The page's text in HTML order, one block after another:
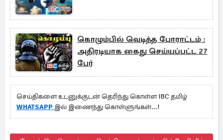
கொழும்பில் வெடித்த போராட்டம் :
அதிரடியாக கைது செய்யப்பட்ட 27
பேர்
செய்திகளை உடனுக்குடன் தெரிந்து கொள்ள IBC தமிழ்
WHATSAPP இல் இணைந்து கொள்ளுங்கள்...!